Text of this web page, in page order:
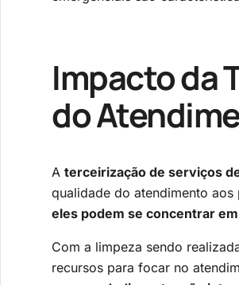
Impacto da
do
A terceirização de serviços
qualidade do atendimento aos
eles podem se concentrar
Com a limpeza sendo
recursos para focar no